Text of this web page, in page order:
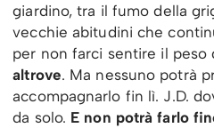
giardino, tra il fumo della
vecchie abitudini che
per non farci sentire il peso
altrove. Ma nessuno potrà
accompagnarlo fin lì. J.D.
da solo. E non potrà farlo